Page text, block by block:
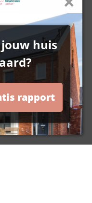
valt wordt
alle schade aan
tussen
Premies
Overstappen
kan dan heel